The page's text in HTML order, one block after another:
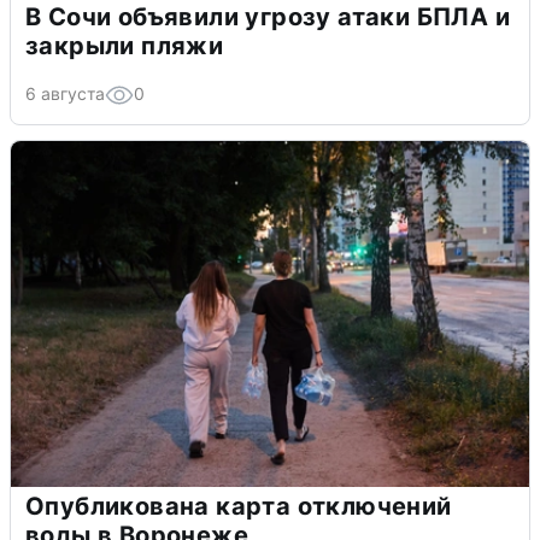
В Сочи объявили угрозу атаки БПЛА и
закрыли пляжи
6 августа 0
Опубликована карта отключений